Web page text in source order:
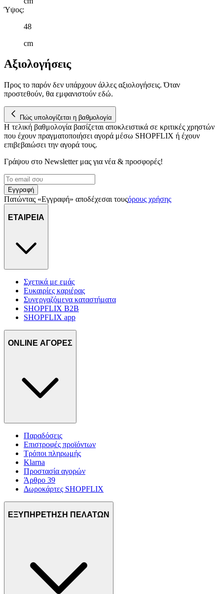
δικτύωσης, διαφημίσεων και ανάλυσης.
Ύψος:
48
cm
Αξιολογήσεις
Προς το παρόν δεν υπάρχουν άλλες αξιολογήσεις. Όταν
προστεθούν, θα εμφανιστούν εδώ.
Πώς υπολογίζεται η βαθμολογία
Η τελική βαθμολογία βασίζεται αποκλειστικά σε κριτικές χρηστών
που έχουν πραγματοποιήσει αγορά μέσω SHOPFLIX ή έχουν
επιβεβαιώσει την αγορά τους.
Γράψου στο Νewsletter μας για νέα & προσφορές!
Εγγραφή
Πατώντας «Εγγραφή» αποδέχεσαι τουςόρους χρήσης
ΕΤΑΙΡΕΙΑ
Σχετικά με εμάς
Ευκαιρίες καριέρας
Συνεργαζόμενα καταστήματα
SHOPFLIX B2B
SHOPFLIX app
ONLINE ΑΓΟΡΕΣ
Παραδόσεις
Επιστροφές προϊόντων
Τρόποι πληρωμής
Klarna
Προστασία αγορών
Άρθρο 39
Δωροκάρτες SHOPFLIX
ΕΞΥΠΗΡΕΤΗΣΗ ΠΕΛΑΤΩΝ